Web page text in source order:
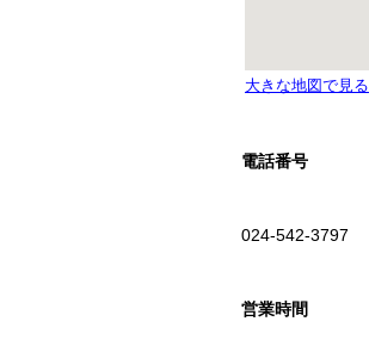
電話番号
024-542-3797
営業時間